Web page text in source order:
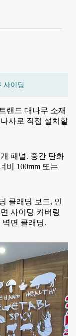
사이딩
랜드 대나무 소재
사로 직접 설치할
패널. 중간 탄화
비 100mm 또는
클래딩 보드, 인
사이딩 커버링
면 클래딩.